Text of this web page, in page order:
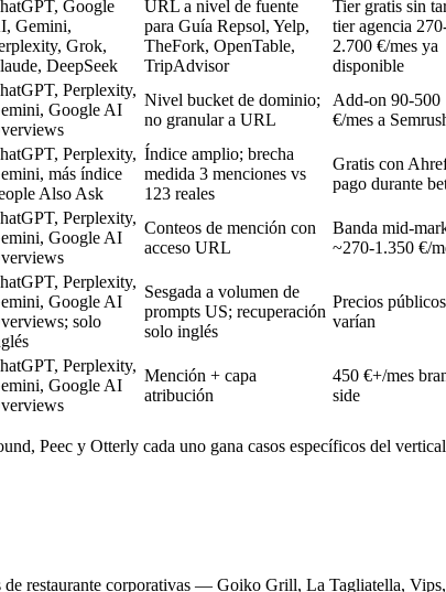
Google
Gemini,
Grok,
DeepSeek
URL a nivel de fuente
para Guía Repsol, Yelp,
TheFork, OpenTable,
TripAdvisor
Tier gratis sin
tier agencia
2.700 €/mes ya
disponible
Perplexity,
Google AI
Nivel bucket de dominio;
no granular a URL
Add-on 90-500
€/mes a
Perplexity,
más índice
Also Ask
Índice amplio; brecha
medida 3 menciones vs
123 reales
Gratis con
pago durante
Perplexity,
Google AI
Conteos de mención con
acceso URL
Banda mid-
~270-1.350 €/
Perplexity,
Google AI
solo
Sesgada a volumen de
prompts US; recuperación
solo inglés
Precios públicos
varían
Perplexity,
Google AI
Mención + capa
atribución
450 €+/mes
side
Peec y Otterly cada uno gana casos específicos del
de restaurante corporativas — Goiko Grill, La Tagliatella,